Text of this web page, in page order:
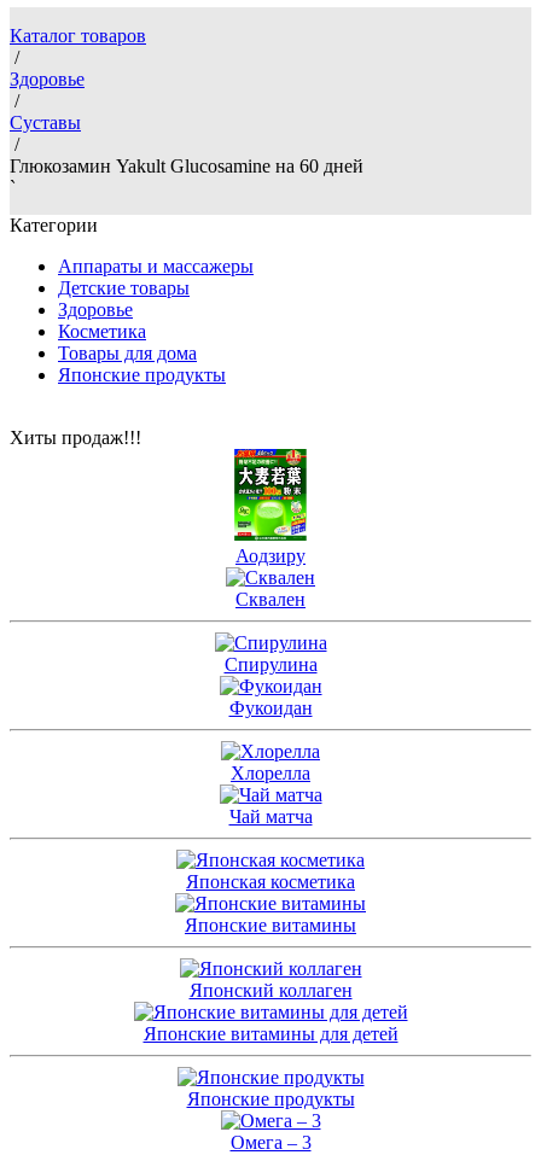
Каталог товаров
/
Здоровье
/
Суставы
/
Глюкозамин Yakult Glucosamine на 60 дней
`
Категории
Аппараты и массажеры
Детские товары
Здоровье
Косметика
Товары для дома
Японские продукты
Хиты продаж!!!
Аодзиру
Сквален
Спирулина
Фукоидан
Хлорелла
Чай матча
Японская косметика
Японские витамины
Японский коллаген
Японские витамины для детей
Японские продукты
Омега – 3